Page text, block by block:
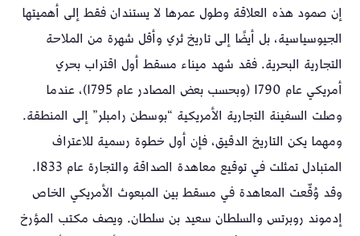
إن صمود هذه العلاقة وطول عمرها لا يستندان فقط إلى أهميتها
الجيوسياسية، بل أيضًا إلى تاريخ ثري وأقل شهرة من الملاحة
التجارية البحرية. فقد شهد ميناء مسقط أول اقتراب بحري
أمريكي عام 1790 (وبحسب بعض المصادر عام 1795)، عندما
وصلت السفينة التجارية الأمريكية “بوسطن رامبلر” إلى المنطقة.
ومهما يكن التاريخ الدقيق، فإن أول خطوة رسمية للاعتراف
المتبادل تمثلت في توقيع معاهدة الصداقة والتجارة عام 1833.
وقد وُقّعت المعاهدة في مسقط بين المبعوث الأمريكي الخاص
إدموند روبرتس والسلطان سعيد بن سلطان. ويصف مكتب المؤرخ